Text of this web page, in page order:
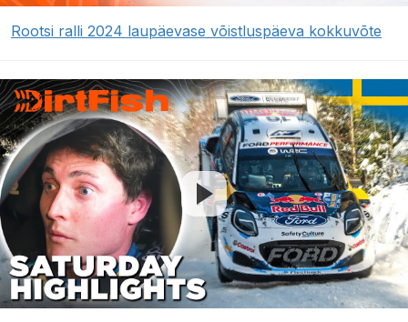
Rootsi ralli 2024 laupäevase võistluspäeva kokkuvõte